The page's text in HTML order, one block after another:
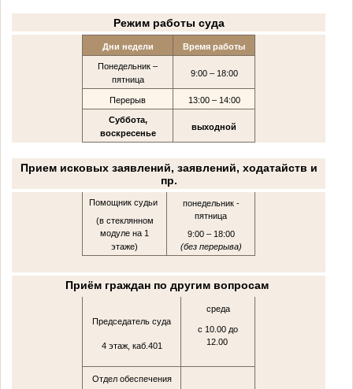
Режим работы суда
Дни недели Время работы
Понедельник –
пятница
9:00 – 18:00
Перерыв 13:00 – 14:00
Суббота,
воскресенье
выходной
Прием исковых заявлений, заявлений, ходатайств и
пр.
Помощник судьи
(в стеклянном
модуле на 1
этаже)
понедельник -
пятница
9:00 – 18:00
(без перерыва)
Приём граждан по другим вопросам
Председатель суда
4 этаж, каб.401
среда
с 10.00 до
12.00
Отдел обеспечения